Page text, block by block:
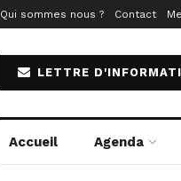
Qui sommes nous ? Contact
LETTRE
Accueil Agenda